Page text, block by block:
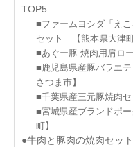
TOP5
■ファームヨシダ「え
セット 【熊本県大津町
■あぐー豚 焼肉用肩ロ
■鹿児島県産豚バラエ
さつま市】
■千葉県産三元豚焼肉セ
■宮城県産ブランドポ
町】
●牛肉と豚肉の焼肉セッ